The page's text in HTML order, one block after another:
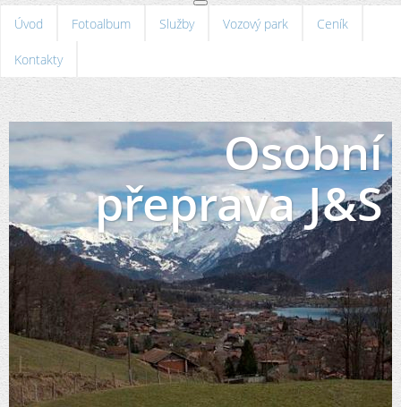
Úvod Fotoalbum Služby Vozový park Ceník
Kontakty
Osobní
přeprava J&S